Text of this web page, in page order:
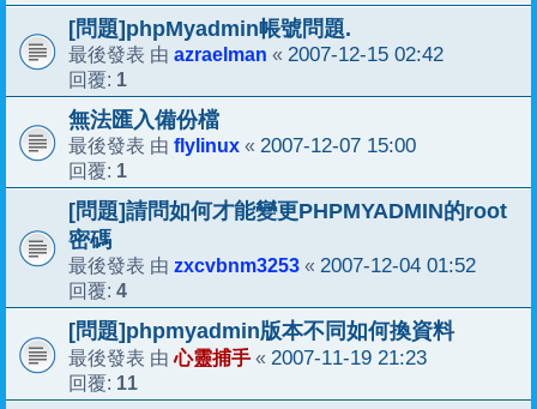
[問題]phpMyadmin帳號問題.
最後發表 由 azraelman « 2007-12-15 02:42
回覆: 1
無法匯入備份檔
最後發表 由 flylinux « 2007-12-07 15:00
回覆: 1
[問題]請問如何才能變更PHPMYADMIN的root
密碼
最後發表 由 zxcvbnm3253 « 2007-12-04 01:52
回覆: 4
[問題]phpmyadmin版本不同如何換資料
最後發表 由心靈捕手 « 2007-11-19 21:23
回覆: 11